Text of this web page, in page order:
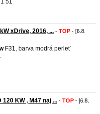
51
xDrive, 2016, ... - TOP - [6.8.
F31, barva modrá perleť
120 KW , M47 naj ... - TOP - [6.8.